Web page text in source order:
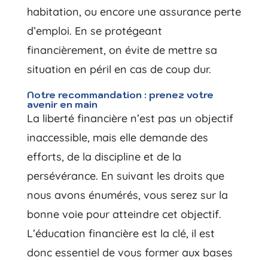
habitation, ou encore une assurance perte
d’emploi. En se protégeant
financièrement, on évite de mettre sa
situation en péril en cas de coup dur.
Notre recommandation : prenez votre
avenir en main
La liberté financière n’est pas un objectif
inaccessible, mais elle demande des
efforts, de la discipline et de la
persévérance. En suivant les droits que
nous avons énumérés, vous serez sur la
bonne voie pour atteindre cet objectif.
L’éducation financière est la clé, il est
donc essentiel de vous former aux bases